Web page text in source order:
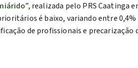
”, realizada pelo PRS Caatinga
é baixo, variando entre
de profissionais e precarização